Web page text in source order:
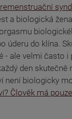
a biologická
úderu do klína.
- ale velmi často i
den skutečně
není biologicky
Člověk má